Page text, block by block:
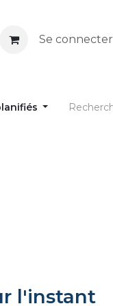
Se connecter
l'instant